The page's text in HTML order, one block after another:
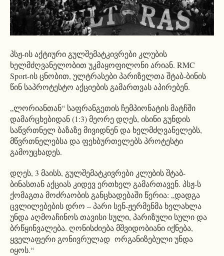
პსჟ-ის აქტიური გულშემატკივრები კლუბის
ხელმძღვანელობით უკმაყოფილონი არიან. RMC
Sport-ის ცნობით, ულტრასები პარიზელთა შტაბ-ბინის
წინ საპროტესტო აქციების გამართვას აპირებენ.
„ლორიანთან“ საფრანგეთის ჩემპიონატის მატჩში
დამარცხებიდან (1:3) მეორე დღეს, ისინი გუნდის
საწვრთნელ ბაზაზე მივიდნენ და ხელმძღვანელებს,
მწვრთნელებსა და ფეხბურთელებს პროტესტი
გამოუცხადეს.
დღეს, 3 მაისს, გულშემატკივრები კლუბის შტაბ-
ბინასთან აქციას კიდევ ერთხელ გამართავენ. პსჟ-ს
ქომაგთა მოძრაობის განცხადებაში წერია: „დადგა
ცვლილებების დრო – პარი სენ-ჟერმენმა ხელახლა
უნდა აღმოაჩინოს თავისი სული, პარიზული სული და
ბრწყინვალება. ღონისძიება მშვიდობიანი იქნება,
ყველაფერი გონივრულად ორგანიზებული უნდა
იყოს.“